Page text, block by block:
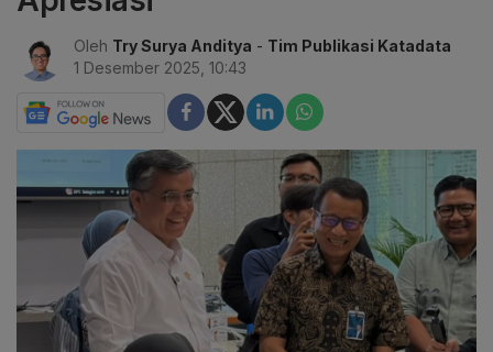
Oleh Try Surya Anditya - Tim Publikasi Katadata
1 Desember 2025, 10:43